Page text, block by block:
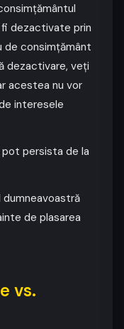
dezactivate prin
de consimțământ
dezactivare, veți
acestea nu vor
interesele
pot persista de la
de plasarea
vs.